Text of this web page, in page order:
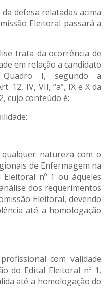
defesa relatadas acima
Eleitoral passará a
trata da ocorrência de
em relação a candidato
I, segundo a
12, IV, VII, “a”, IX e X da
cujo conteúdo é:
natureza com o
de Enfermagem na
nº 1 ou àqueles
dos requerimentos
Eleitoral, devendo
até a homologação
com validade
do Edital Eleitoral nº 1,
até a homologação do